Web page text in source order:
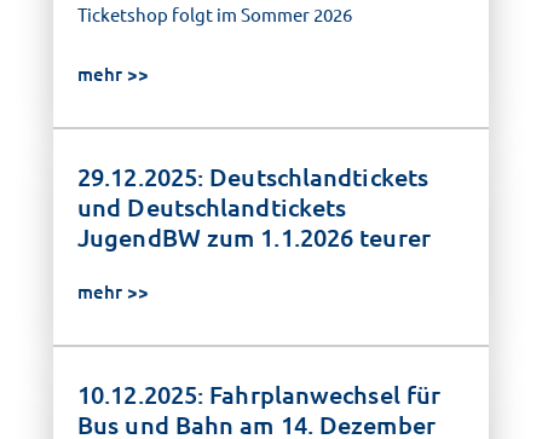
Ticketshop folgt im Sommer 2026
mehr
29.12.2025: Deutschlandtickets
und Deutschlandtickets
JugendBW zum 1.1.2026 teurer
mehr
10.12.2025: Fahrplanwechsel für
Bus und Bahn am 14. Dezember